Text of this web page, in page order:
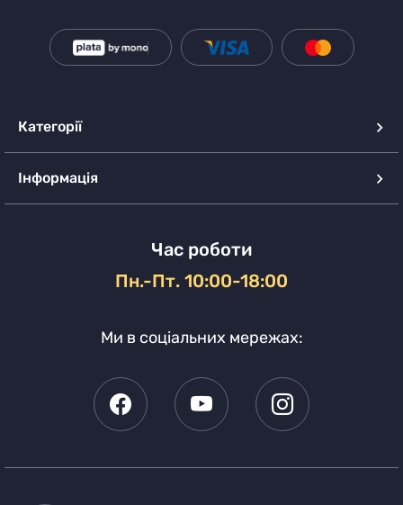
Категорії
Інформація
Час роботи
Пн.-Пт. 10:00-18:00
Ми в соціальних мережах: